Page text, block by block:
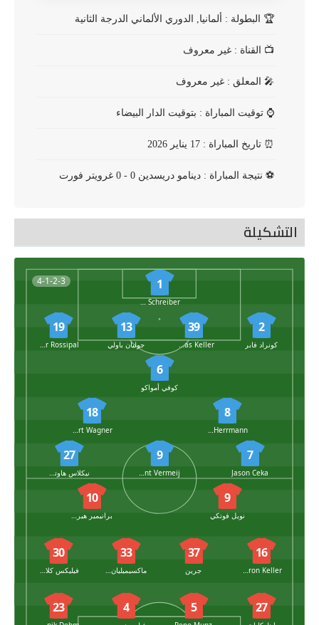
🏆 البطولة : ألمانيا, الدوري الألماني الدرجة الثانية
📺 القناة : غير معروف
🎤 المعلق : غير معروف
⌚ توقيت المباراة : بتوقيت الدار البيضاء
⏰ تاريخ المباراة : 17 يناير 2026
⚽ نتيجة المباراة : دينامو دريسدين 0 - 0 غرويتر فورت
التشكيلة
4-1-2-3 1
Tim Schreiber
2
كونراد فابر
39
Thomas Keller
13
جوليان باولي
19
6
كوفي أمواكو
8
18
7
Jason Ceka
9
Vincent Vermeij
27
نيكلاس هاوتمان
9
نويل فوتكي
10
16
Aaron Keller
37
جرين
33
ماكسيميليان ديتز
30
فيليكس كلاوس
27
5
4
23